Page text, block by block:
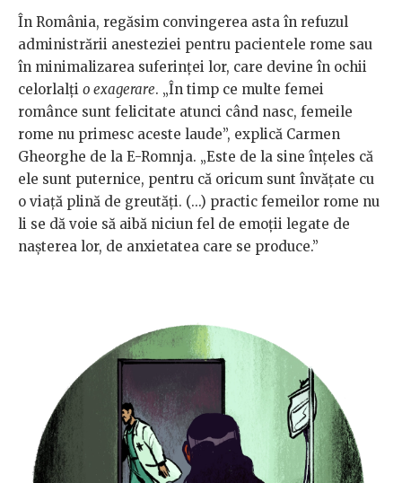
În România, regăsim convingerea asta în refuzul
administrării anesteziei pentru pacientele rome sau
în minimalizarea suferinței lor, care devine în ochii
celorlalți o exagerare. „În timp ce multe femei
românce sunt felicitate atunci când nasc, femeile
rome nu primesc aceste laude”, explică Carmen
Gheorghe de la E-Romnja. „Este de la sine înțeles că
ele sunt puternice, pentru că oricum sunt învățate cu
o viață plină de greutăți. (...) practic femeilor rome nu
li se dă voie să aibă niciun fel de emoții legate de
nașterea lor, de anxietatea care se produce.”